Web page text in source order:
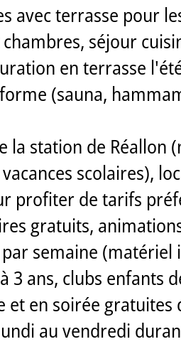
avec terrasse pour
séjour
en terrasse
(sauna,
la station de
scolaires),
profiter de tarifs
gratuits,
semaine (matériel
3 ans, clubs enfants
en soirée
au vendredi